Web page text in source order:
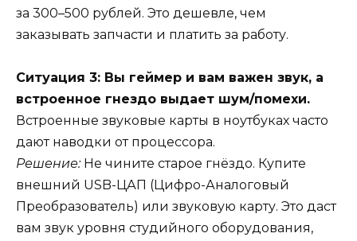
за 300–500 рублей. Это дешевле, чем
заказывать запчасти и платить за работу.
Ситуация 3: Вы геймер и вам важен звук, а
встроенное гнездо выдает шум/помехи.
Встроенные звуковые карты в ноутбуках часто
дают наводки от процессора.
Решение:Не чините старое гнёздо. Купите
внешний USB-ЦАП (Цифро-Аналоговый
Преобразователь) или звуковую карту. Это даст
вам звук уровня студийного оборудования,